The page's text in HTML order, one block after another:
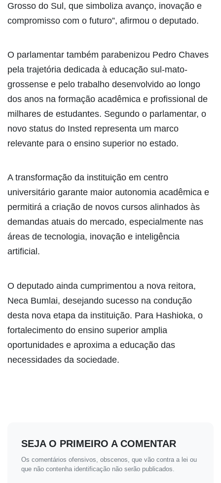
Grosso do Sul, que simboliza avanço, inovação e
compromisso com o futuro”, afirmou o deputado.
O parlamentar também parabenizou Pedro Chaves
pela trajetória dedicada à educação sul-mato-
grossense e pelo trabalho desenvolvido ao longo
dos anos na formação acadêmica e profissional de
milhares de estudantes. Segundo o parlamentar, o
novo status do Insted representa um marco
relevante para o ensino superior no estado.
A transformação da instituição em centro
universitário garante maior autonomia acadêmica e
permitirá a criação de novos cursos alinhados às
demandas atuais do mercado, especialmente nas
áreas de tecnologia, inovação e inteligência
artificial.
O deputado ainda cumprimentou a nova reitora,
Neca Bumlai, desejando sucesso na condução
desta nova etapa da instituição. Para Hashioka, o
fortalecimento do ensino superior amplia
oportunidades e aproxima a educação das
necessidades da sociedade.
SEJA O PRIMEIRO A COMENTAR
Os comentários ofensivos, obscenos, que vão contra a lei ou
que não contenha identificação não serão publicados.